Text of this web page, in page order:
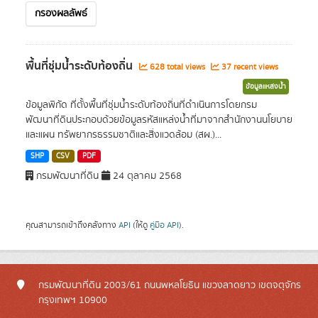
กรองผลลัพธ์
พื้นที่ชุ่มน้ำระดับท้องถิ่น 628 total views 37 recent views
ข้อมูลแหล่งน้ำ
ข้อมูลพิกัด ที่ตั้งพื้นที่ชุ่มน้ำระดับท้องถิ่นที่ดำเนินการโดยกรม
พัฒนาที่ดินประกอบด้วยข้อมูลรหัสแหล่งน้ำที่มาจากสำนักงานนโยบาย
และแผน ทรัพยากรธรรมชาติและสิ่งแวดล้อม (สผ.)...
SHP CSV PDF
กรมพัฒนาที่ดิน 24 ตุลาคม 2568
คุณสามารถเข้าถึงคลังทาง API (ให้ดู คู่มือ API).
กรมพัฒนาที่ดิน 2003/61 ถนนพหลโยธิน แขวงลาดยาว เขตจตุจักร
กรุงเทพฯ 10900